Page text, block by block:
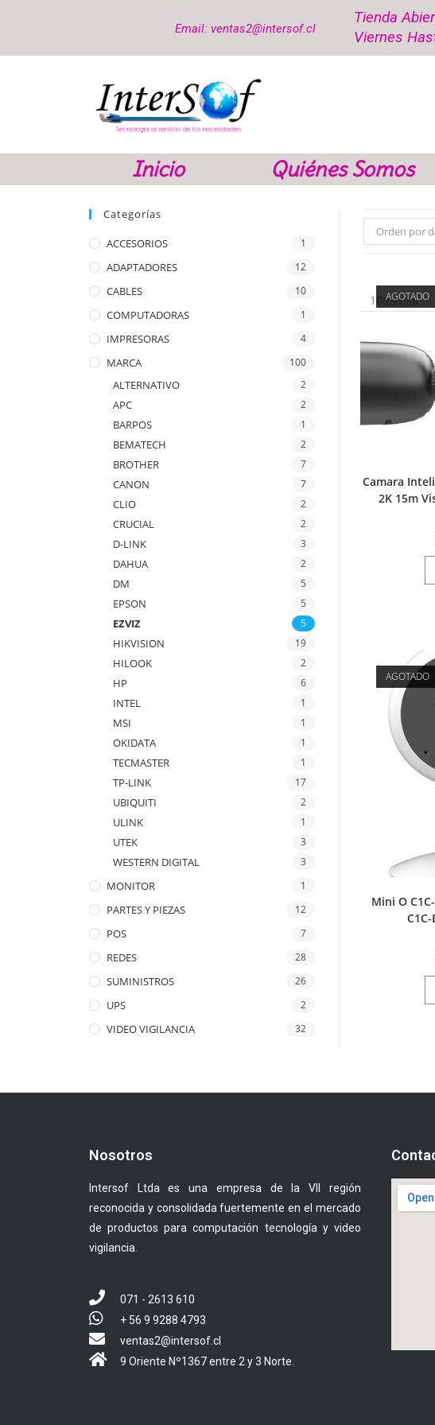
Email: ventas2@intersof.cl
Tienda
Viernes
Inicio Quiénes Somos
Categorías
ACCESORIOS 1
ADAPTADORES 12
CABLES 10
COMPUTADORAS 1
IMPRESORAS 4
MARCA 100
ALTERNATIVO 2
APC 2
BARPOS 1
BEMATECH 2
BROTHER 7
CANON 7
CLIO 2
CRUCIAL 2
D-LINK 3
DAHUA 2
DM 5
EPSON 5
EZVIZ 5
HIKVISION 19
HILOOK 2
HP 6
INTEL 1
MSI 1
OKIDATA 1
TECMASTER 1
TP-LINK 17
UBIQUITI 2
ULINK 1
UTEK 3
WESTERN DIGITAL 3
MONITOR 1
PARTES Y PIEZAS 12
POS 7
REDES 28
SUMINISTROS 26
UPS 2
VIDEO VIGILANCIA 32
Orden por
AGOTADO
Camara
2K 15m
AGOTADO
Mini O
Nosotros
Intersof Ltda es una empresa de la VII región
reconocida y consolidada fuertemente en el mercado
de productos para computación tecnología y video
vigilancia.
071 - 2613 610
+ 56 9 9288 4793
ventas2@intersof.cl
9 Oriente Nº1367 entre 2 y 3 Norte.